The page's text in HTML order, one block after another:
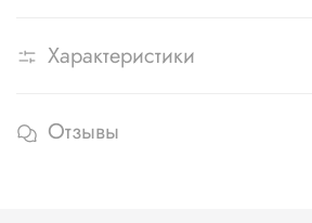
Характеристики
Отзывы